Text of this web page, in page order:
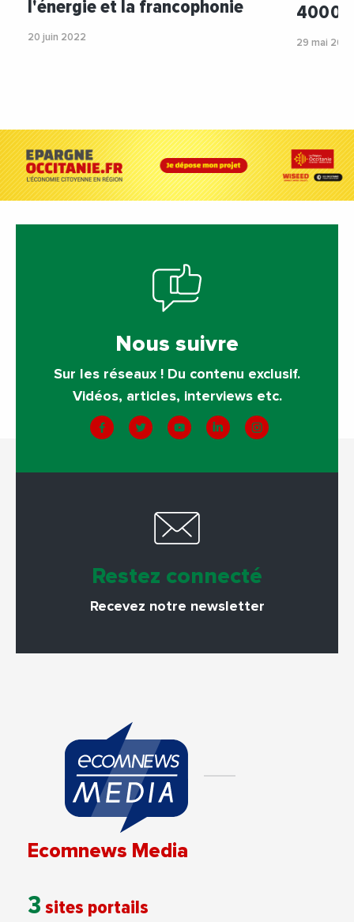
l'énergie et la francophonie
20 juin 2022
400
29 mai
Nous suivre
Sur les réseaux ! Du contenu exclusif.
Vidéos, articles, interviews etc.
Restez connecté
Recevez notre newsletter
Ecomnews Media
3 sites portails